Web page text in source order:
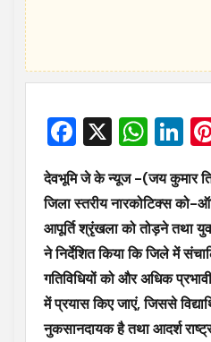
Facebook
X
देवभूमि जे के न्यूज -(जय कुमार
जिला स्तरीय नारकोटिक्स को-
आपूर्ति श्रृंखला को तोड़ने तथा
ने निर्देशित किया कि जिले में
गतिविधियों को और अधिक
में प्रयास किए जाएं, जिससे
नुकसानदायक है तथा आदर्श